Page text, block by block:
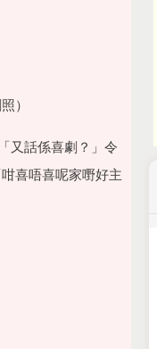
）
又話係喜劇？」令
喜唔喜呢家嘢好主